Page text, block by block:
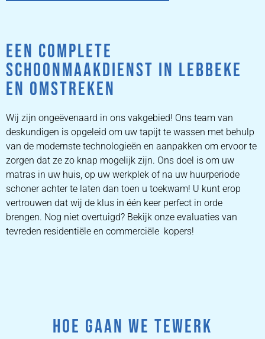
EEN COMPLETE
SCHOONMAAKDIENST IN LEBBEKE
EN OMSTREKEN
Wij zijn ongeëvenaard in ons vakgebied! Ons team van
deskundigen is opgeleid om uw tapijt te wassen met behulp
van de modernste technologieën en aanpakken om ervoor te
zorgen dat ze zo knap mogelijk zijn. Ons doel is om uw
matras in uw huis, op uw werkplek of na uw huurperiode
schoner achter te laten dan toen u toekwam! U kunt erop
vertrouwen dat wij de klus in één keer perfect in orde
brengen. Nog niet overtuigd? Bekijk onze evaluaties van
tevreden residentiële en commerciële kopers!
HOE GAAN WE TEWERK